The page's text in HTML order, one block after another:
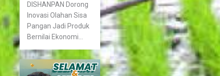
DISHANPAN Dorong
Inovasi Olahan Sisa
Pangan Jadi Produk
Bernilai Ekonomi...